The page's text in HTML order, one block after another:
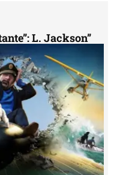
L. Jackson”